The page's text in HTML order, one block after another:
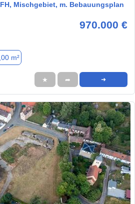
Mischgebiet, m. Bebauungsplan
970.000 €
m²
★ ➦ ➜